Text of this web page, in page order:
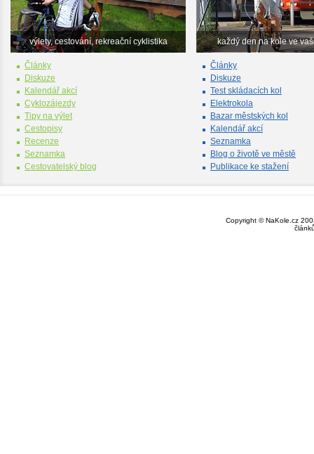
výlety, cestování, rekreační cyklistika
Články
Diskuze
Kalendář akcí
Cyklozájezdy
Tipy na výlet
Cestopisy
Recenze
Seznamka
Cestovatelský blog
každý den na kole ve
Články
Diskuze
Test skládacích kol
Elektrokola
Bazar městských kol
Kalendář akcí
Seznamka
Blog o životě ve městě
Publikace ke stažení
Copyright © NaKole.cz